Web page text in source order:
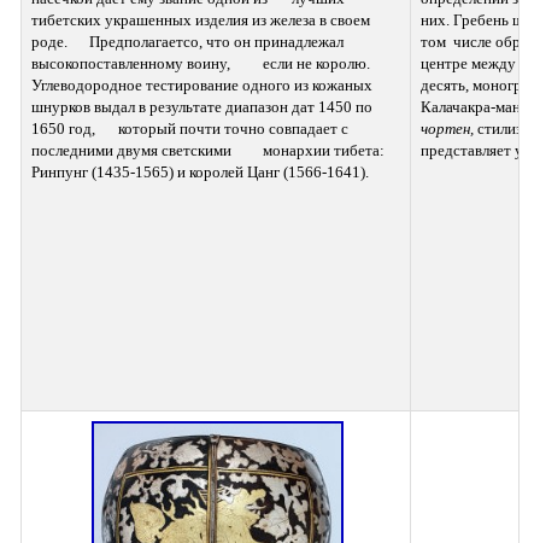
тибетских украшенных изделия из железа в своем
роде.  	Предполагаетсо, что он принадлежал
высокопоставленному воину,  	если не королю.
Углеводородное тестирование одного из кожаных
шнурков выдал в результате диапазон дат 1450 по
1650 год,  	который почти точно совпадает с
последними двумя светскими  	монархии тибета:
Ринпунг (1435-1565) и королей Цанг (1566-1641).
них. Гребень
том  числе
центре между
десять,
чортен,
представляет ум